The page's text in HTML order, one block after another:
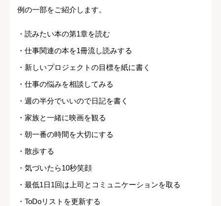
例の一部をご紹介します。
・読みたい本の第1章を読む
・仕事関連の本を1冊流し読みする
・新しいプロジェクトの目標を紙に書く
・仕事の悩みを相談してみる
・週の半分でいいので日記を書く
・家族と一緒に映画を観る
・朝一番の時間を大切にする
・散歩する
・気づいたら10秒笑顔
・最低1日1回は上司とコミュニケーションを取る
・ToDoリストを更新する